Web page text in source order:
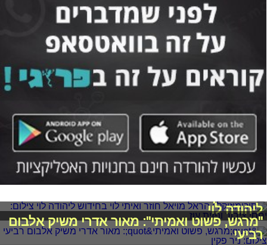
ליהודה לוי
"מרגש, פשוט ואמיתי": מאור אדרי משיק אלבום
רביעי